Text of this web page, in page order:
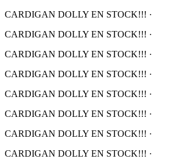
CARDIGAN DOLLY EN STOCK!!! ·
CARDIGAN DOLLY EN STOCK!!! ·
CARDIGAN DOLLY EN STOCK!!! ·
CARDIGAN DOLLY EN STOCK!!! ·
CARDIGAN DOLLY EN STOCK!!! ·
CARDIGAN DOLLY EN STOCK!!! ·
CARDIGAN DOLLY EN STOCK!!! ·
CARDIGAN DOLLY EN STOCK!!! ·